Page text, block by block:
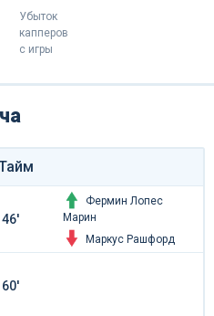
Убыток
капперов
с игры
46'
Фермин Лопес
Марин
Маркус Рашфорд
60'